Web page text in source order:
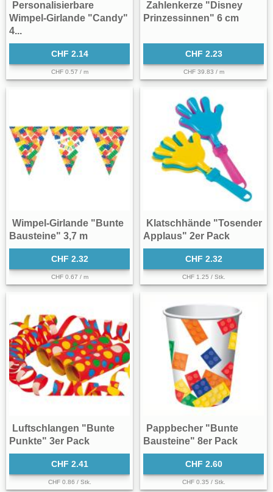
Personalisierbare
Wimpel-Girlande "Candy"
4...
CHF 2.14
CHF 0.57 / m
Zahlenkerze "Disney
Prinzessinnen" 6 cm
CHF 2.23
CHF 39.83 / m
Wimpel-Girlande "Bunte
Bausteine" 3,7 m
CHF 2.32
CHF 0.67 / m
Klatschhände "Tosender
Applaus" 2er Pack
CHF 2.32
CHF 1.25 / Stk.
Luftschlangen "Bunte
Punkte" 3er Pack
CHF 2.41
CHF 0.86 / Stk.
Pappbecher "Bunte
Bausteine" 8er Pack
CHF 2.60
CHF 0.35 / Stk.